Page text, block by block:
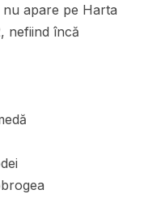
nu apare pe Harta
nefiind încă